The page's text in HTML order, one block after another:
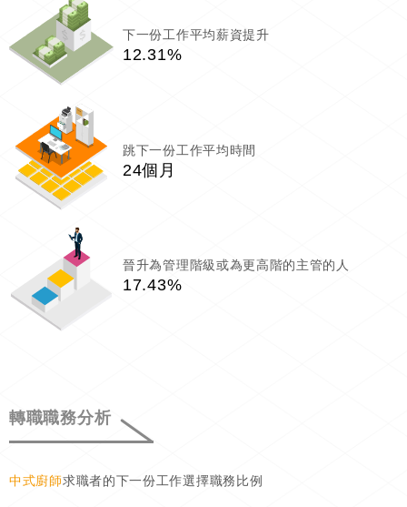
下一份工作平均薪資提升
12.31%
跳下一份工作平均時間
24個月
晉升為管理階級或為更高階的主管的人
17.43%
轉職職務分析
中式廚師求職者的下一份工作選擇職務比例